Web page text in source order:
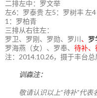
二排左中：罗文举
左6：罗泰贵 左5：罗树丰 左4
1：罗柏青
三排从右往左：
罗卫、罗刚、罗勋、罗川 、 罗
罗海燕（女）、罗奉、 待补、
注：2014.10.26，摄于丰台总
训森注：
敬请认识以上“待补”代